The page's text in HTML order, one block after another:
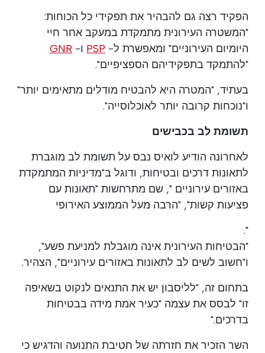
הפקיד רצה גם להבהיר את תפקידי כל הכוחות:
"המשטרה העירונית מתמקדת במעקב אחר חיי
היומיום העירוניים" ומאפשרת ל- PSP ו- GNR
"להתמקד בתפקידיהם הספציפיים".
בעתיד, "המטרה היא להבטיח מודלים מתאימים יותר"
ו"נוכחות קרובה יותר לאוכלוסייה".
תשומת לב בכבישים
לאחרונה הודיע לואיס נבס על תשומת לב מוגברת
לתאונות דרכים ובטיחות, ודוגל ב"מדיניות המתמקדת
באזורים עירוניים ", שם מתרחשות "תאונות עם
פציעות קשות", "הרבה מעל הממוצע האירופי
".
"הבטיחות העירונית אינה מוגבלת למניעת פשע",
ו"חשוב לשים לב לתאונות באזורים עירוניים", הצהיר.
בתחום זה, "לליסבון יש את התנאים לנקוט בשאיפה
זו" לבסס את עצמה "כעיר אמת מידה בבטיחות
בדרכים."
השר הזכיר את חזרתה של חטיבת התנועה והדגיש כי